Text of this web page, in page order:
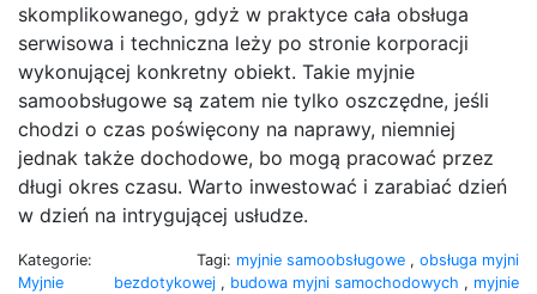
skomplikowanego, gdyż w praktyce cała obsługa
serwisowa i techniczna leży po stronie korporacji
wykonującej konkretny obiekt. Takie myjnie
samoobsługowe są zatem nie tylko oszczędne, jeśli
chodzi o czas poświęcony na naprawy, niemniej
jednak także dochodowe, bo mogą pracować przez
długi okres czasu. Warto inwestować i zarabiać dzień
w dzień na intrygującej usłudze.
Kategorie:
Myjnie
Tagi: myjnie samoobsługowe , obsługa myjni
bezdotykowej , budowa myjni samochodowych , myjnie